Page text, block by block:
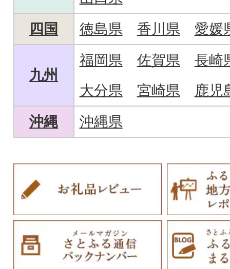
四国
徳島県 香川県 愛媛
九州
福岡県 佐賀県
長崎
大分県
宮崎県
鹿児
沖縄
沖縄県